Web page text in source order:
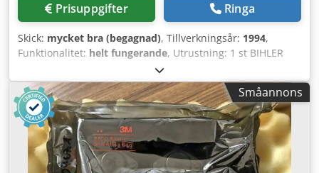
Prisuppgifter Ringa
Skick: mycket bra (begagnad), Tillverkningsår: 1994,
Funktionalitet: helt fungerande, Utrustning: 1 st BIHLER
styrsystem P-CNC 200 1 st BIHLER ljudisoleringskabin 2 st
tånginmatningar höger 1 st tånginmatning vänster 4 st
breda slädeaggregat (svetspressläde) 1 st svetsanläggning
BIHLER B 1000 Credpowxarqjfx Ad Isf Arbetsområde:
Trådtjocklek: 0,5 - 3,0 mm Bandbredd: max 40 mm
Inmatningslängd: max 240 mm Kapacitet: max 400/min
Småannons